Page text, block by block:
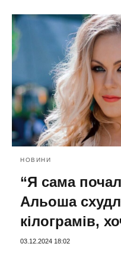
НОВИНИ
“Я сама
Альоша
кілограмів,
03.12.2024 18:02